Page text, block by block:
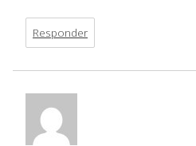
Responder